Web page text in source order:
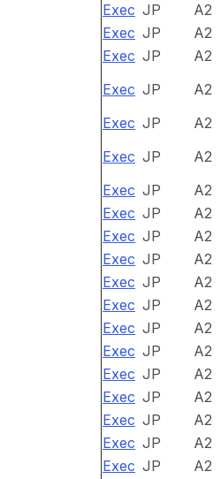
Exec JP A2
Exec JP A2
Exec JP A2
Exec JP A2
Exec JP A2
Exec JP A2
Exec JP A2
Exec JP A2
Exec JP A2
Exec JP A2
Exec JP A2
Exec JP A2
Exec JP A2
Exec JP A2
Exec JP A2
Exec JP A2
Exec JP A2
Exec JP A2
Exec JP A2